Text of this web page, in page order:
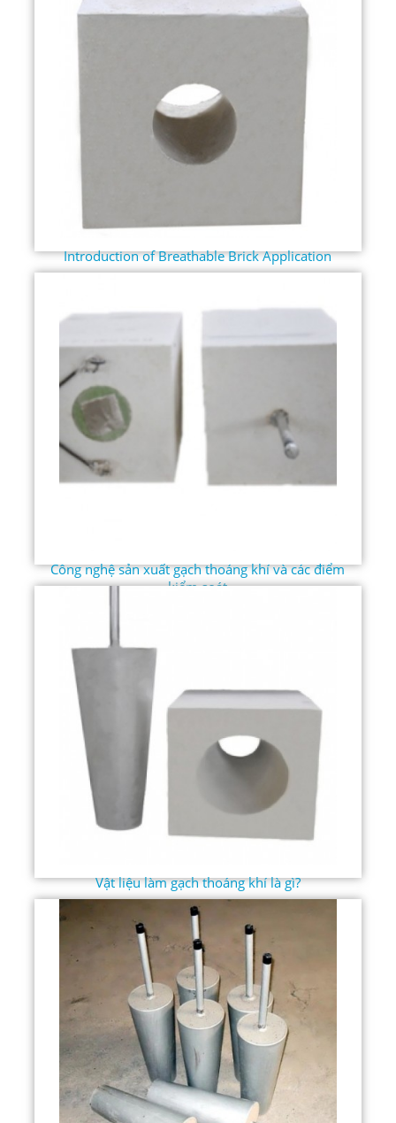
Introduction of Breathable Brick Application
Công nghệ sản xuất gạch thoáng khí và các điểm
kiểm soát
Vật liệu làm gạch thoáng khí là gì?